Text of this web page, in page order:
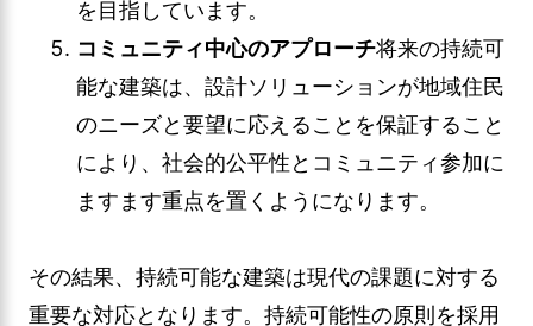
を目指しています。
コミュニティ中心のアプローチ将来の持続可
能な建築は、設計ソリューションが地域住民
のニーズと要望に応えることを保証すること
により、社会的公平性とコミュニティ参加に
ますます重点を置くようになります。
その結果、持続可能な建築は現代の課題に対する
重要な対応となります。持続可能性の原則を採用